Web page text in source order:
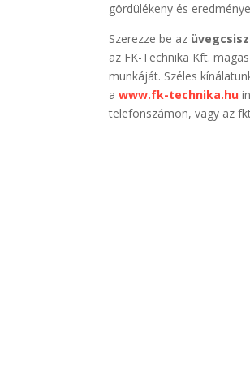
gördülékeny és
Szerezze be az
az FK-Technika Kft.
munkáját. Széles
awww.fk-technika.hu
telefonszámon, vagy az